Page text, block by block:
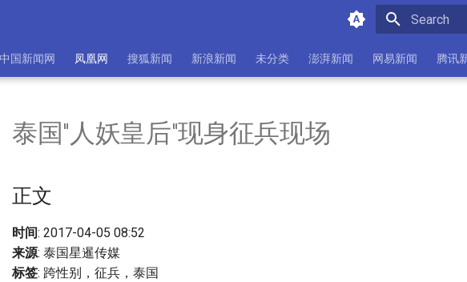
中国新闻网 凤凰网 搜狐新闻 新浪新闻 未分类 澎湃新闻 网易新闻 腾讯
泰国"人妖皇后"现身征兵现场
正文
时间: 2017-04-05 08:52
来源: 泰国星暹传媒
标签: 跨性别，征兵，泰国